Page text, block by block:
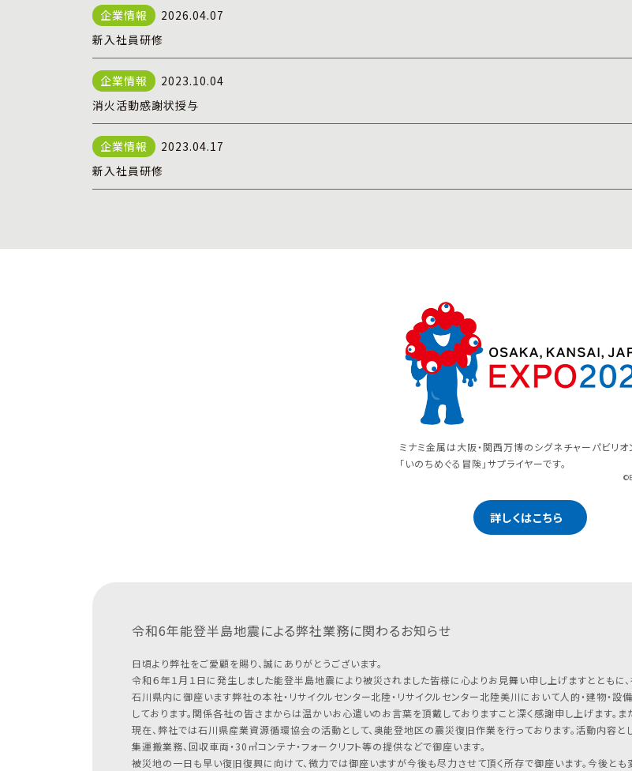
2026.04.07
新入社員研修
2023.10.04
消火活動感謝状授与
2023.04.17
新入社員研修
ミナミ金属は大阪・関西万博のシグネチャーパビリオ
「いのちめぐる冒険」サプライヤーです。
詳しくはこちら
令和6年能登半島地震による弊社業務に関わるお知らせ
日頃より弊社をご愛顧を賜り、誠にありがとうございます。
令和６年１月１日に発生しました能登半島地震により被災されました皆様に心よりお見舞い申し上げますとともに
石川県内に御座います弊社の本社・リサイクルセンター北陸・リサイクルセンター北陸美川において人的・建物・
しております。関係各社の皆さまからは温かいお心遣いのお言葉を頂戴しておりますこと深く感謝申し上げます。ま
現在、弊社では石川県産業資源循環協会の活動として、奥能登地区の震災復旧作業を行っております。活動内容
集運搬業務、回収車両・30㎥コンテナ・フォークリフト等の提供などで御座います。
被災地の一日も早い復旧復興に向けて、微力では御座いますが今後も尽力させて頂く所存で御座います。今後とも